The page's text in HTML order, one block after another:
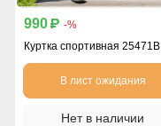
990 p -%
Куртка спортивная 25471B
В лист ожидания
Нет в наличии